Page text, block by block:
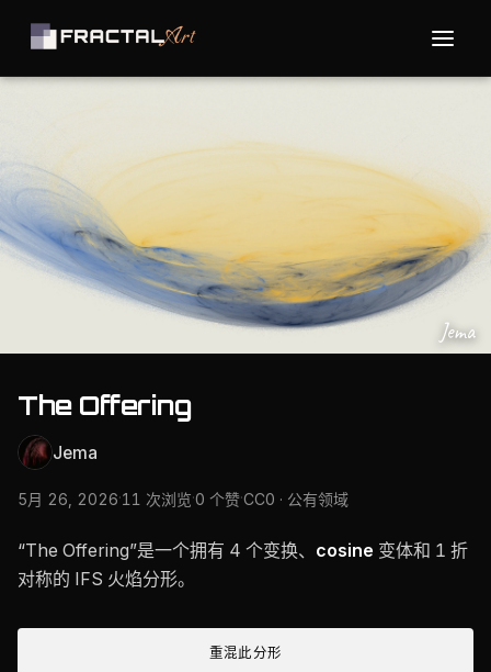
Jema
The Offering
Jema
5月 26, 2026·11 次浏览·0 个赞·CC0 · 公有领域
“The Offering”是一个拥有 4 个变换、 cosine 变体和 1 折
对称的 IFS 火焰分形。
重混此分形